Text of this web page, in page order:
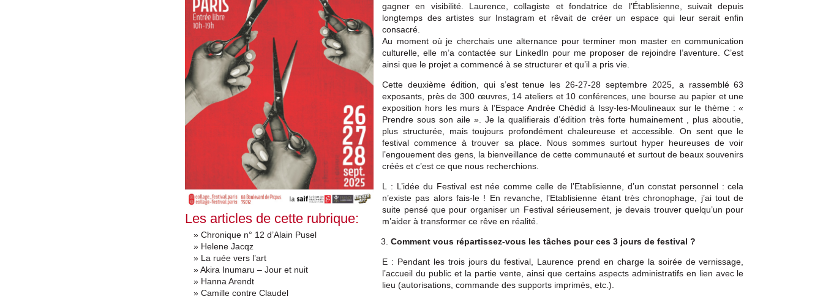
gagner en visibilité. Laurence, collagiste et fondatrice de l’Établisienne, suivait depuis
longtemps des artistes sur Instagram et rêvait de créer un espace qui leur serait enfin
consacré.
Au moment où je cherchais une alternance pour terminer mon master en communication
culturelle, elle m’a contactée sur LinkedIn pour me proposer de rejoindre l’aventure. C’est
ainsi que le projet a commencé à se structurer et qu’il a pris vie.
Cette deuxième édition, qui s’est tenue les 26-27-28 septembre 2025, a rassemblé 63
exposants, près de 300 œuvres, 14 ateliers et 10 conférences, une bourse au papier et une
exposition hors les murs à l’Espace Andrée Chédid à Issy-les-Moulineaux sur le thème : «
Prendre sous son aile ». Je la qualifierais d’édition très forte humainement , plus aboutie,
plus structurée, mais toujours profondément chaleureuse et accessible. On sent que le
festival commence à trouver sa place. Nous sommes surtout hyper heureuses de voir
l’engouement des gens, la bienveillance de cette communauté et surtout de beaux souvenirs
créés et c’est ce que nous recherchions.
L : L’idée du Festival est née comme celle de l’Etablisienne, d’un constat personnel : cela
n’existe pas alors fais-le ! En revanche, l’Etablisienne étant très chronophage, j’ai tout de
suite pensé que pour organiser un Festival sérieusement, je devais trouver quelqu’un pour
m’aider à transformer ce rêve en réalité.
Comment vous répartissez-vous les tâches pour ces 3 jours de festival ?
E : Pendant les trois jours du festival, Laurence prend en charge la soirée de vernissage,
l’accueil du public et la partie vente, ainsi que certains aspects administratifs en lien avec le
lieu (autorisations, commande des supports imprimés, etc.).
Les articles de cette rubrique:
» Chronique n° 12 d’Alain Pusel
» Helene Jacqz
» La ruée vers l’art
» Akira Inumaru – Jour et nuit
» Hanna Arendt
» Camille contre Claudel